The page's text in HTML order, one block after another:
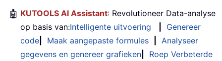
🤖 KUTOOLS AI Assistant: Revolutioneer Data-analyse
op basis van:Intelligente uitvoering
Genereer
code
Maak aangepaste formules
Analyseer
gegevens en genereer grafieken
Roep Verbeterde